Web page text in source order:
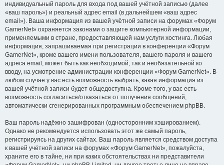
индивидуальный пароль для входа под вашей учётной записью (далее
«ваш пароль») и реальный адрес email (в дальнейшем «ваш адрес
email»). Ваша информация из вашей учётной записи на форумах «Форум
GamerNet» охраняется законами о защите компьютерной информации,
применяемыми в стране, предоставляющей нам услуги хостинга. Любая
информация, запрашиваемая при регистрации в конференции «Форум
GamerNet», кроме вашего имени пользователя, вашего пароля и вашего
адреса email, может быть как необходимой, так и необязательной ко
вводу, на усмотрение администрации конференции «Форум GamerNet». В
любом случае у вас есть возможность выбрать, какая информация из
вашей учётной записи будет общедоступна. Кроме того, у вас есть
возможность согласиться/отказаться от получения сообщений,
автоматически сгенерированных программным обеспечением phpBB.
Ваш пароль надёжно зашифрован (односторонним хэшированием).
Однако не рекомендуется использовать этот же самый пароль,
регистрируясь на других сайтах. Ваш пароль является средством доступа
к вашей учётной записи на форумах «Форум GamerNet», пожалуйста,
храните его в тайне, ни при каких обстоятельствах ни представители